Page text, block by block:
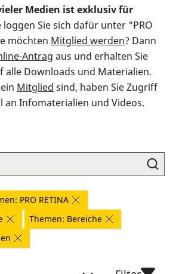
Medien ist exklusiv für
loggen Sie sich dafür unter "PRO
möchten Mitglied werden? Dann
Antrag aus und erhalten Sie
alle Downloads und Materialien.
Mitglied sind, haben Sie Zugriff
an Infomaterialien und Videos.
PRO RETINA
Themen: Bereiche